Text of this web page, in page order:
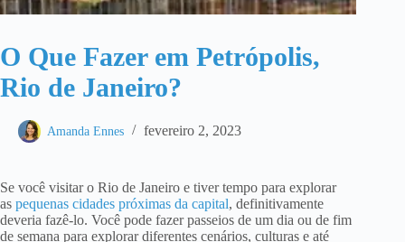
O Que Fazer em Petrópolis,
Rio de Janeiro?
Amanda Ennes fevereiro 2, 2023
Se você visitar o Rio de Janeiro e tiver tempo para explorar
as pequenas cidades próximas da capital, definitivamente
deveria fazê-lo. Você pode fazer passeios de um dia ou de fim
de semana para explorar diferentes cenários, culturas e até